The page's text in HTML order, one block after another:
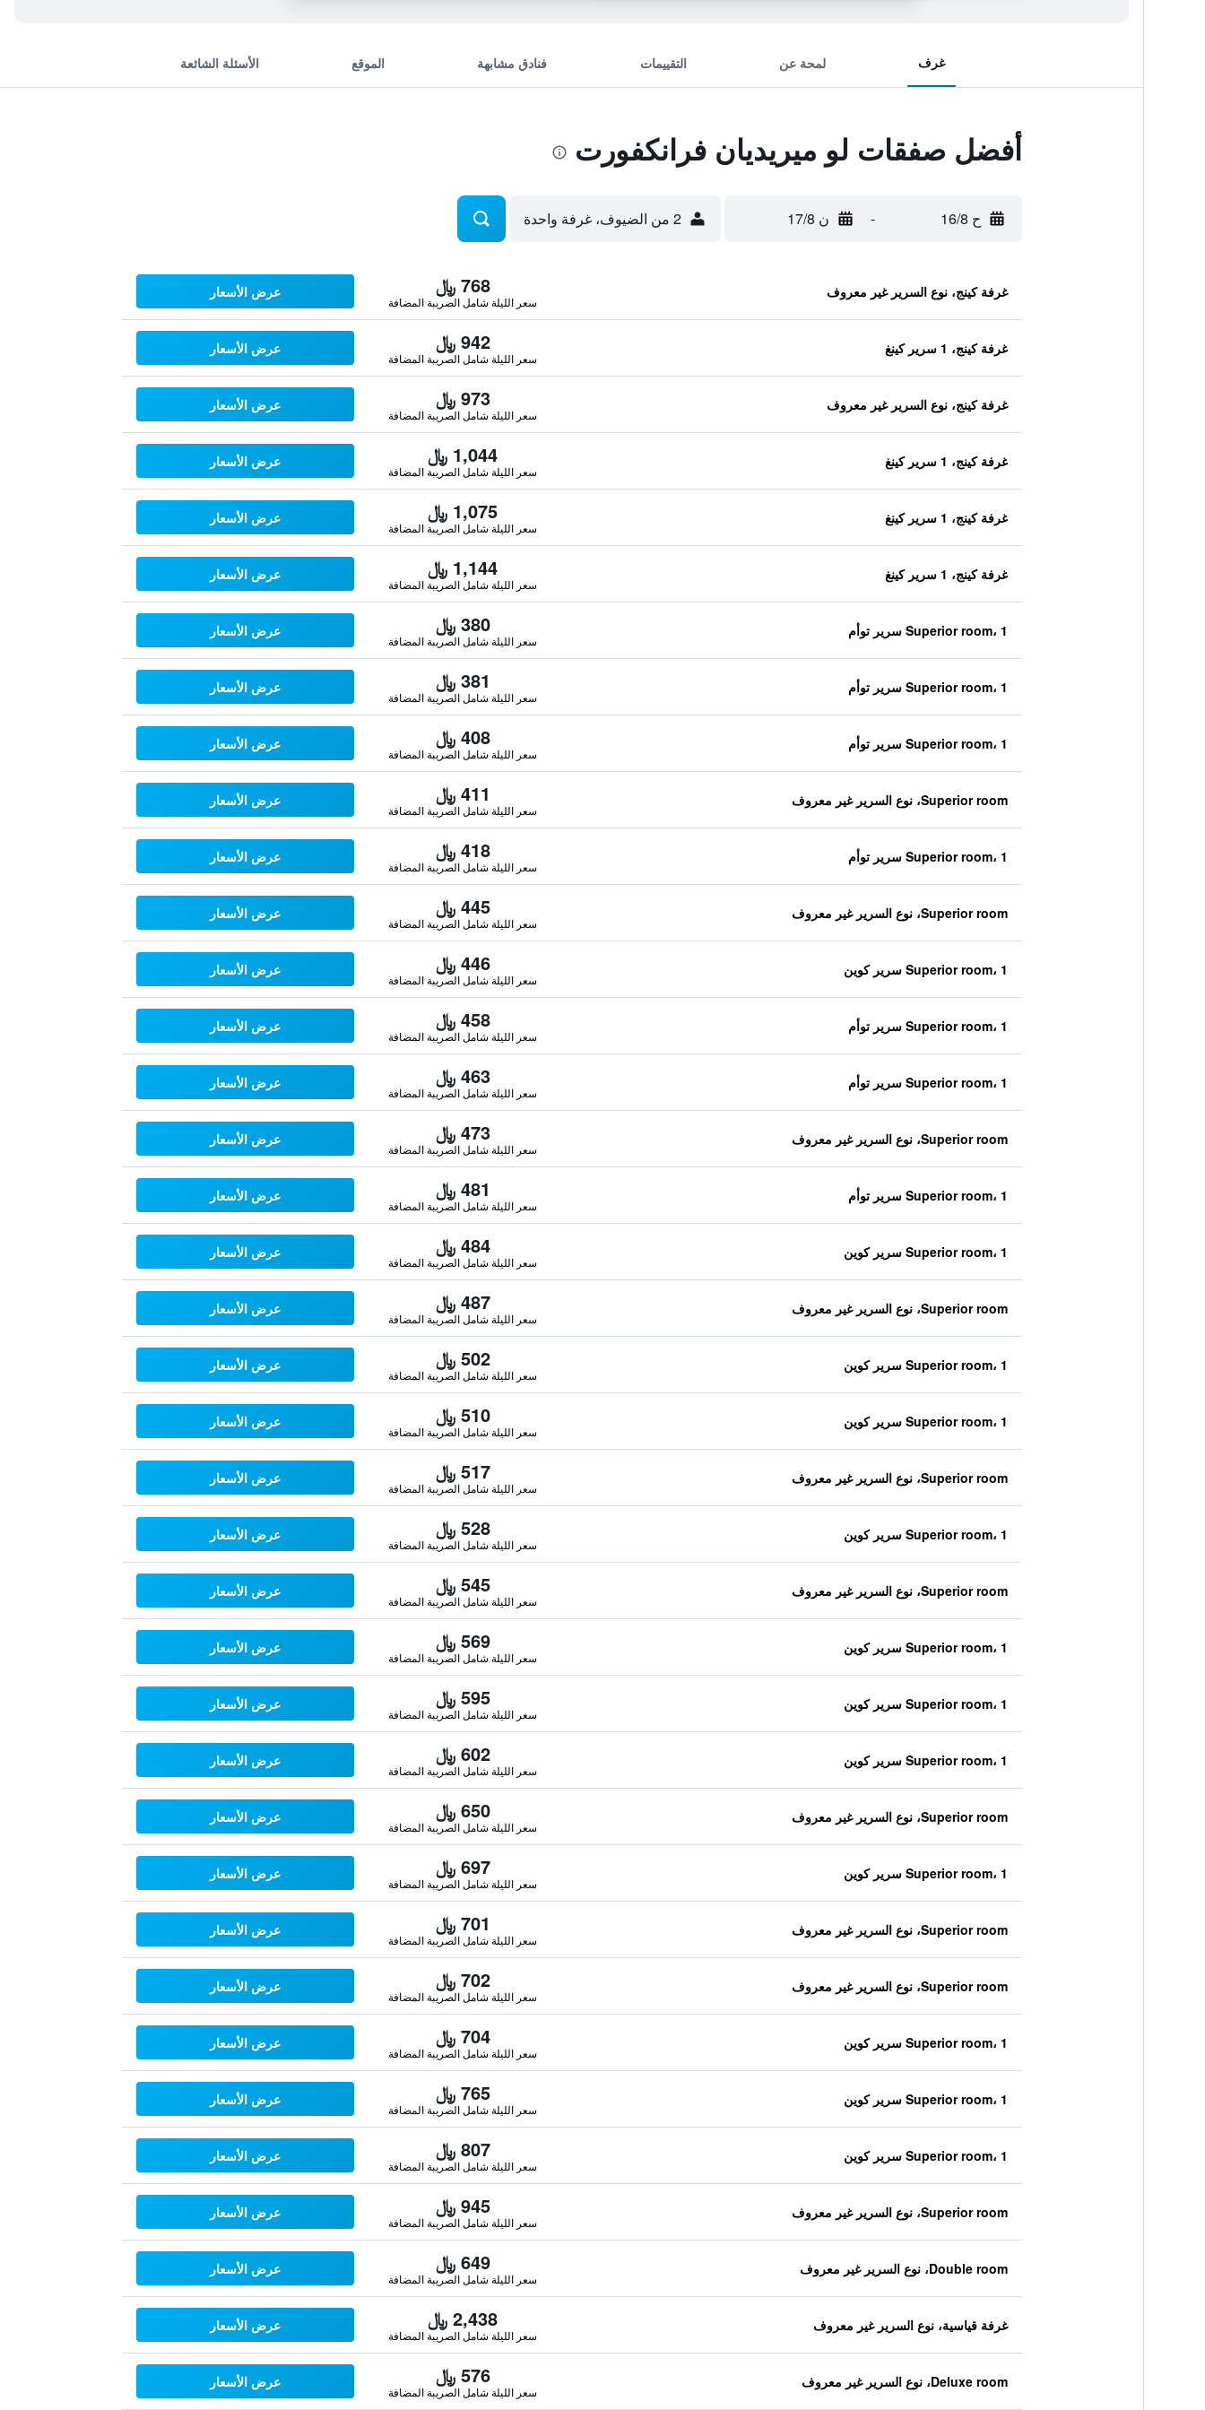
غرف لمحة عن التقييمات فنادق مشابهة الموقع الأسئلة الشائعة
أفضل صفقات لو ميريديان فرانكفورت
ح 16/8 - ن 17/8 2 من الضيوف، غرفة واحدة
غرفة كينج، نوع السرير غير معروف 768 ﷼
سعر الليلة شامل الصريبة المضافة
عرض الأسعار
غرفة كينج، 1 سرير كينغ 942 ﷼
سعر الليلة شامل الصريبة المضافة
عرض الأسعار
غرفة كينج، نوع السرير غير معروف 973 ﷼
سعر الليلة شامل الصريبة المضافة
عرض الأسعار
غرفة كينج، 1 سرير كينغ 1,044 ﷼
سعر الليلة شامل الصريبة المضافة
عرض الأسعار
غرفة كينج، 1 سرير كينغ 1,075 ﷼
سعر الليلة شامل الصريبة المضافة
عرض الأسعار
غرفة كينج، 1 سرير كينغ 1,144 ﷼
سعر الليلة شامل الصريبة المضافة
عرض الأسعار
Superior room، 1 سرير توأم 380 ﷼
سعر الليلة شامل الصريبة المضافة
عرض الأسعار
Superior room، 1 سرير توأم 381 ﷼
سعر الليلة شامل الصريبة المضافة
عرض الأسعار
Superior room، 1 سرير توأم 408 ﷼
سعر الليلة شامل الصريبة المضافة
عرض الأسعار
Superior room، نوع السرير غير معروف 411 ﷼
سعر الليلة شامل الصريبة المضافة
عرض الأسعار
Superior room، 1 سرير توأم 418 ﷼
سعر الليلة شامل الصريبة المضافة
عرض الأسعار
Superior room، نوع السرير غير معروف 445 ﷼
سعر الليلة شامل الصريبة المضافة
عرض الأسعار
Superior room، 1 سرير كوين 446 ﷼
سعر الليلة شامل الصريبة المضافة
عرض الأسعار
Superior room، 1 سرير توأم 458 ﷼
سعر الليلة شامل الصريبة المضافة
عرض الأسعار
Superior room، 1 سرير توأم 463 ﷼
سعر الليلة شامل الصريبة المضافة
عرض الأسعار
Superior room، نوع السرير غير معروف 473 ﷼
سعر الليلة شامل الصريبة المضافة
عرض الأسعار
Superior room، 1 سرير توأم 481 ﷼
سعر الليلة شامل الصريبة المضافة
عرض الأسعار
Superior room، 1 سرير كوين 484 ﷼
سعر الليلة شامل الصريبة المضافة
عرض الأسعار
Superior room، نوع السرير غير معروف 487 ﷼
سعر الليلة شامل الصريبة المضافة
عرض الأسعار
Superior room، 1 سرير كوين 502 ﷼
سعر الليلة شامل الصريبة المضافة
عرض الأسعار
Superior room، 1 سرير كوين 510 ﷼
سعر الليلة شامل الصريبة المضافة
عرض الأسعار
Superior room، نوع السرير غير معروف 517 ﷼
سعر الليلة شامل الصريبة المضافة
عرض الأسعار
Superior room، 1 سرير كوين 528 ﷼
سعر الليلة شامل الصريبة المضافة
عرض الأسعار
Superior room، نوع السرير غير معروف 545 ﷼
سعر الليلة شامل الصريبة المضافة
عرض الأسعار
Superior room، 1 سرير كوين 569 ﷼
سعر الليلة شامل الصريبة المضافة
عرض الأسعار
Superior room، 1 سرير كوين 595 ﷼
سعر الليلة شامل الصريبة المضافة
عرض الأسعار
Superior room، 1 سرير كوين 602 ﷼
سعر الليلة شامل الصريبة المضافة
عرض الأسعار
Superior room، نوع السرير غير معروف 650 ﷼
سعر الليلة شامل الصريبة المضافة
عرض الأسعار
Superior room، 1 سرير كوين 697 ﷼
سعر الليلة شامل الصريبة المضافة
عرض الأسعار
Superior room، نوع السرير غير معروف 701 ﷼
سعر الليلة شامل الصريبة المضافة
عرض الأسعار
Superior room، نوع السرير غير معروف 702 ﷼
سعر الليلة شامل الصريبة المضافة
عرض الأسعار
Superior room، 1 سرير كوين 704 ﷼
سعر الليلة شامل الصريبة المضافة
عرض الأسعار
Superior room، 1 سرير كوين 765 ﷼
سعر الليلة شامل الصريبة المضافة
عرض الأسعار
Superior room، 1 سرير كوين 807 ﷼
سعر الليلة شامل الصريبة المضافة
عرض الأسعار
Superior room، نوع السرير غير معروف 945 ﷼
سعر الليلة شامل الصريبة المضافة
عرض الأسعار
Double room، نوع السرير غير معروف 649 ﷼
سعر الليلة شامل الصريبة المضافة
عرض الأسعار
غرفة قياسية، نوع السرير غير معروف 2,438 ﷼
سعر الليلة شامل الصريبة المضافة
عرض الأسعار
Deluxe room، نوع السرير غير معروف 576 ﷼
سعر الليلة شامل الصريبة المضافة
عرض الأسعار